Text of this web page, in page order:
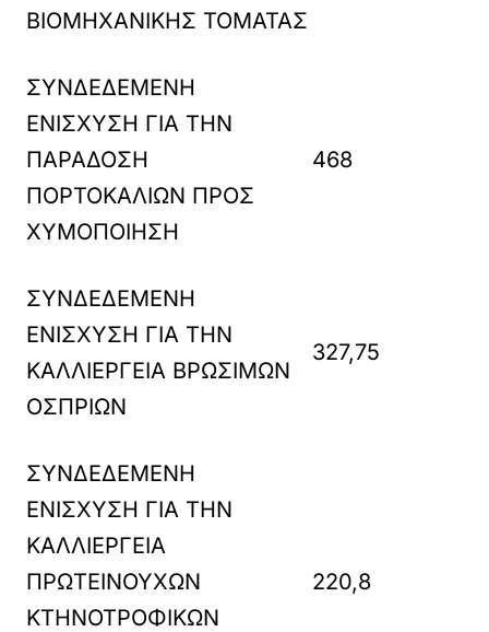
ΒΙΟΜΗΧΑΝΙΚΗΣ ΤΟΜΑΤΑΣ
ΣΥΝΔΕΔΕΜΕΝΗ
ΕΝΙΣΧΥΣΗ ΓΙΑ ΤΗΝ
ΠΑΡΑΔΟΣΗ
ΠΟΡΤΟΚΑΛΙΩΝ ΠΡΟΣ
ΧΥΜΟΠΟΙΗΣΗ
468
ΣΥΝΔΕΔΕΜΕΝΗ
ΕΝΙΣΧΥΣΗ ΓΙΑ ΤΗΝ
ΚΑΛΛΙΕΡΓΕΙΑ ΒΡΩΣΙΜΩΝ
ΟΣΠΡΙΩΝ
327,75
ΣΥΝΔΕΔΕΜΕΝΗ
ΕΝΙΣΧΥΣΗ ΓΙΑ ΤΗΝ
ΚΑΛΛΙΕΡΓΕΙΑ
ΠΡΩΤΕΙΝΟΥΧΩΝ
ΚΤΗΝΟΤΡΟΦΙΚΩΝ
220,8